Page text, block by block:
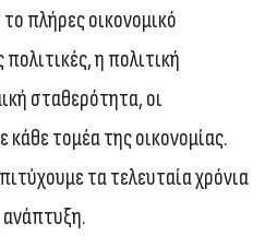
πλήρες οικονομικό
η πολιτική
σταθερότητα, οι
κάθε τομέα της οικονομίας.
τα τελευταία χρόνια
ανάπτυξη.